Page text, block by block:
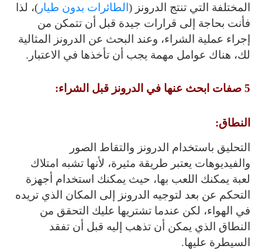
المختلفة التي تنتج الدرونز (الطائرات بدون طيار )، لذا
فأنت بحاجة إلى قرارات جيدة قبل أن تتمكن من
إجراء عملية الشراء، وعند البحث عن الدرونز المثالية
لك، هناك عوامل مهمة يجب أن تأخذها في الاعتبار.
5 صفات ابحث عنها في الدرونز قبل الشراء:
النطاق:
التحليق باستخدام الدرونز والتقاط الصور
والفيديوهات يعتبر طريقة مثيرة، لأنها تشبه امتلاك
لعبة يمكنك اللعب بها، حيث يمكنك استخدام أجهزة
التحكم عن بعد لتوجيه الدرونز إلى المكان الذي تريده
في الهواء، لكن عندما تشتريها عليك التحقق من
النطاق الذي يمكن أن تذهب إليه قبل أن تفقد
السيطرة عليها.